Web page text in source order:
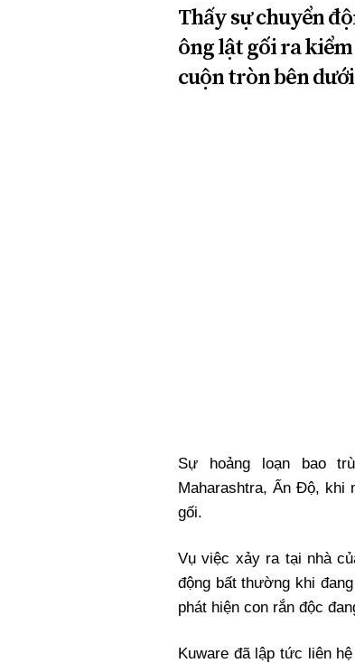
Thấy sự chuyển
ông lật gối ra
cuộn tròn bên
Sự hoảng loạn bao
Maharashtra, Ấn Độ, khi
gối.
Vụ việc xảy ra tại nhà
động bất thường khi
phát hiện con rắn độc
Kuware đã lập tức liên